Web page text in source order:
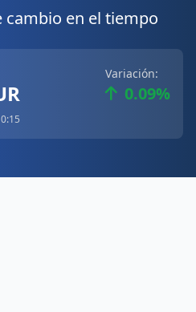
cambio en el tiempo
Variación:
0.09%